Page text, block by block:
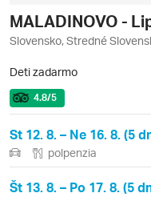
MALADINOVO -
Slovensko, Stredné
Deti zadarmo
4.8/5
St 12. 8. – Ne 16. 8. (5
polpenzia
Št 13. 8. – Po 17. 8. (5